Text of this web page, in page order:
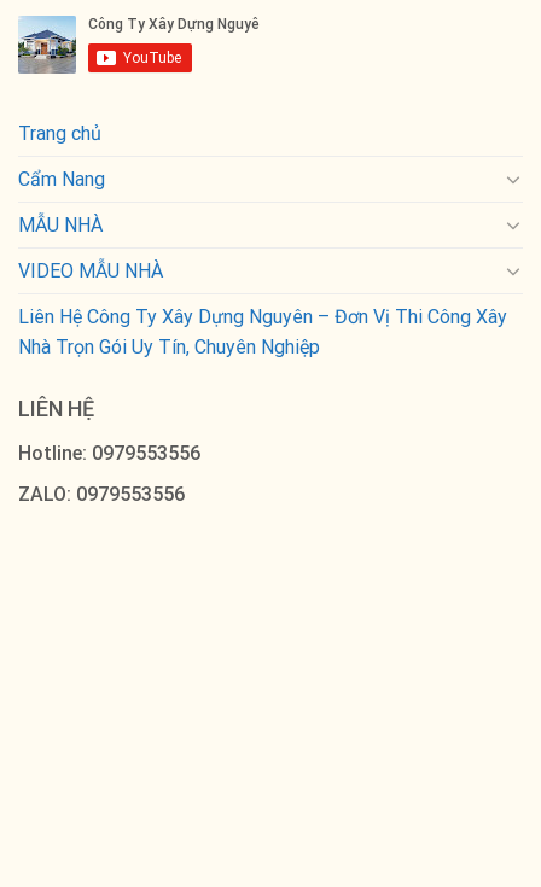
Trang chủ
Cẩm Nang
MẪU NHÀ
VIDEO MẪU NHÀ
Liên Hệ Công Ty Xây Dựng Nguyên – Đơn Vị Thi Công Xây
Nhà Trọn Gói Uy Tín, Chuyên Nghiệp
LIÊN HỆ
Hotline: 0979553556
ZALO: 0979553556